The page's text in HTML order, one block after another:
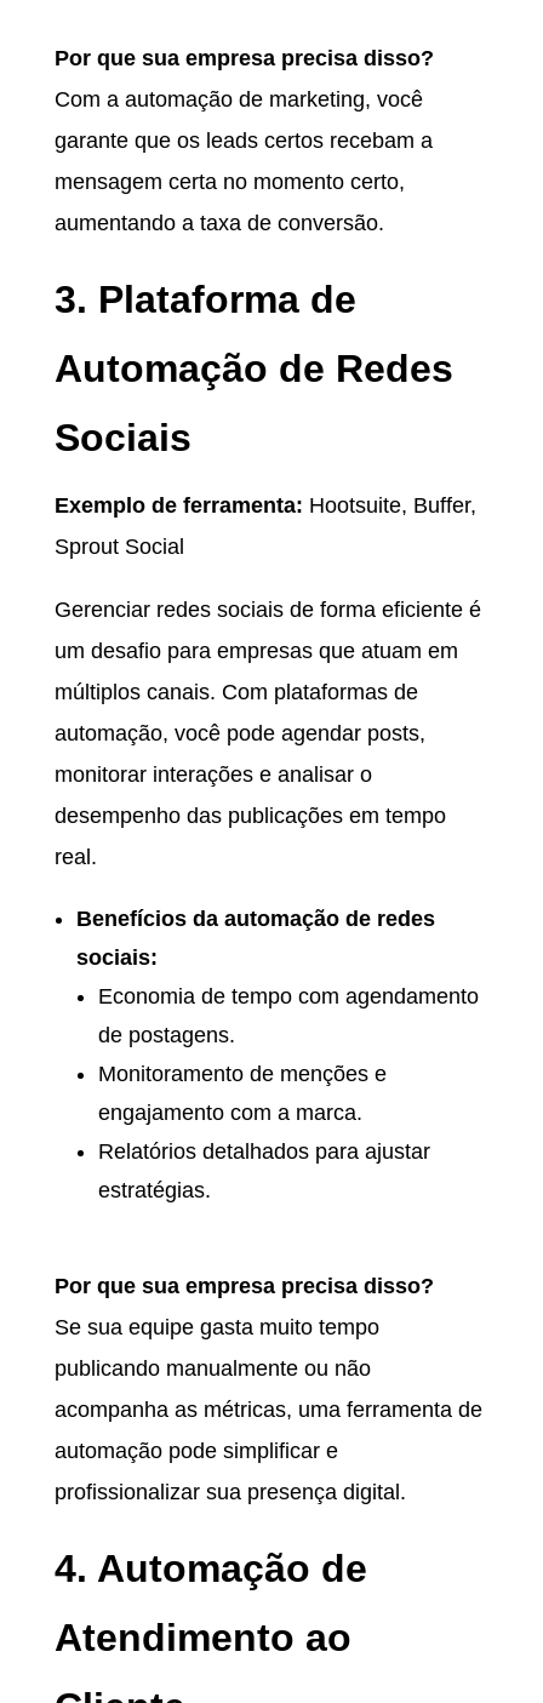
Por que sua empresa precisa disso?
Com a automação de marketing, você
garante que os leads certos recebam a
mensagem certa no momento certo,
aumentando a taxa de conversão.
3. Plataforma de
Automação de Redes
Sociais
Exemplo de ferramenta: Hootsuite, Buffer,
Sprout Social
Gerenciar redes sociais de forma eficiente é
um desafio para empresas que atuam em
múltiplos canais. Com plataformas de
automação, você pode agendar posts,
monitorar interações e analisar o
desempenho das publicações em tempo
real.
Benefícios da automação de redes
sociais:
Economia de tempo com agendamento
de postagens.
Monitoramento de menções e
engajamento com a marca.
Relatórios detalhados para ajustar
estratégias.
Por que sua empresa precisa disso?
Se sua equipe gasta muito tempo
publicando manualmente ou não
acompanha as métricas, uma ferramenta de
automação pode simplificar e
profissionalizar sua presença digital.
4. Automação de
Atendimento ao